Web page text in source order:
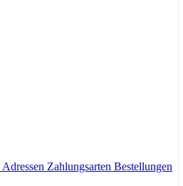
Adressen Zahlungsarten Bestellungen